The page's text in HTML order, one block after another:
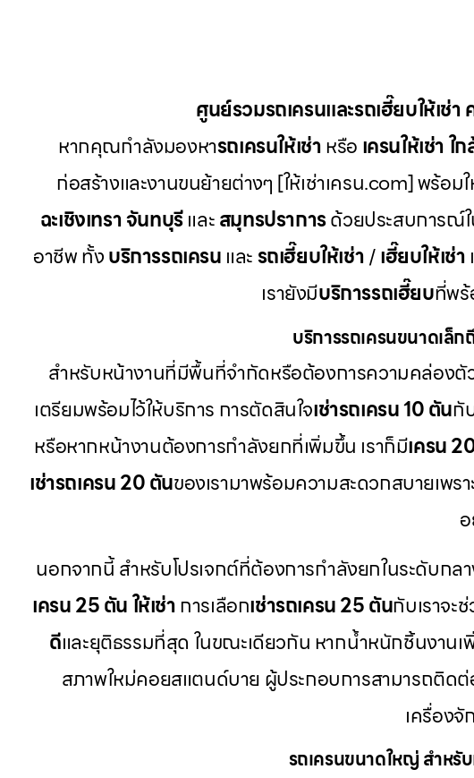
ศูนย์รวมรถเครนและรถเฮี๊ยบให้เ
หากคุณกำลังมองหารถเครนให้เช่าหรือ เครนให้เช่าใ
ก่อสร้างและงานขนย้ายต่างๆ [ให้เช่าเครน.com] พร้
ฉะเชิงเทรา จันทบุรีและสมุทรปราการด้วยประสบการณ์ใ
อาชีพ ทั้งบริการรถเครน และรถเฮี๊ยบให้เช่า/เฮี๊ยบให้เช่า
เรายังมีบริการรถเฮี๊ยบที่พ
บริการรถเครนขนาดเล็
สำหรับหน้างานที่มีพื้นที่จำกัดหรือต้องการความคล่อง
เตรียมพร้อมไว้ให้บริการ การตัดสินใจเช่ารถเครน 10 ตันกั
หรือหากหน้างานต้องการกำลังยกที่เพิ่มขึ้น เราก็มีเครน
เช่ารถเครน 20 ตันของเรามาพร้อมความสะดวกสบายเพรา
นอกจากนี้ สำหรับโปรเจกต์ที่ต้องการกำลังยกในระดับกลา
เครน 25 ตัน ให้เช่าการเลือกเช่ารถเครน 25 ตันกับเราจะ
ดีและยุติธรรมที่สุด ในขณะเดียวกัน หากน้ำหนักชิ้นงานเ
สภาพใหม่คอยสแตนด์บาย ผู้ประกอบการสามารถติด
เครื่องจั
รถเครนขนาดใหญ่ สำหรับ